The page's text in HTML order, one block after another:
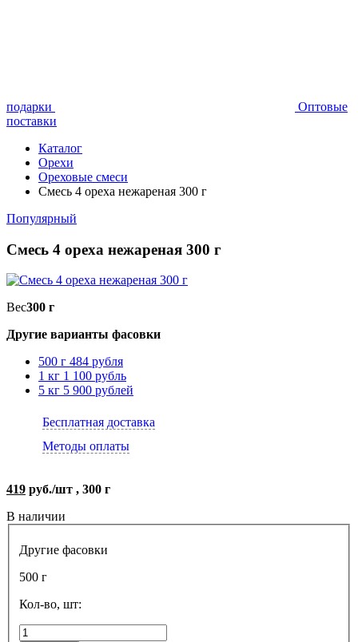
подарки
Оптовые
поставки
Каталог
Орехи
Ореховые смеси
Смесь 4 ореха нежареная 300 г
Популярный
Смесь 4 ореха нежареная 300 г
Вес300 г
Другие варианты фасовки
500 г 484 рубля
1 кг 1 100 рубль
5 кг 5 900 рублей
Бесплатная доставка
Методы оплаты
419 руб./шт , 300 г
В наличии
Другие фасовки
500 г
Кол-во, шт: